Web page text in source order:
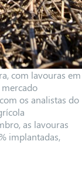
com lavouras em
os analistas do
as lavouras
implantadas,